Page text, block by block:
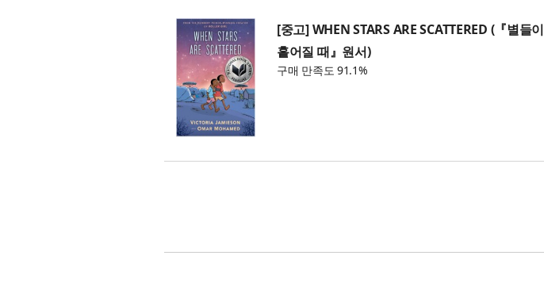
[중고] WHEN STARS ARE SCATTERED (『별들이
흩어질 때』원서)
구매 만족도 91.1%